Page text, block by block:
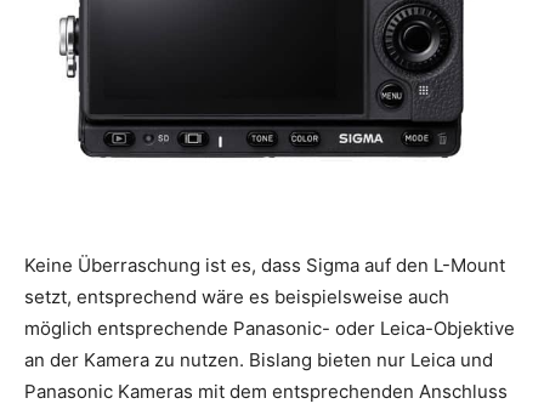
Keine Überraschung ist es, dass Sigma auf den L-Mount
setzt, entsprechend wäre es beispielsweise auch
möglich entsprechende Panasonic- oder Leica-Objektive
an der Kamera zu nutzen. Bislang bieten nur Leica und
Panasonic Kameras mit dem entsprechenden Anschluss